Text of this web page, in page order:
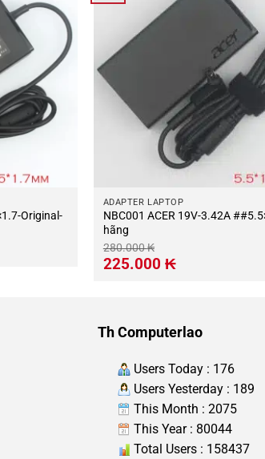
Original-
ADAPTER LAPTOP
NBC001 ACER 19V-3.42A
hãng
280.000₭
Giá
gốc
225.000 ₭Giá
hiện
Th Computerlao
Users Today : 176
Users Yesterday : 189
This Month : 2075
This Year : 80044
Total Users : 158437